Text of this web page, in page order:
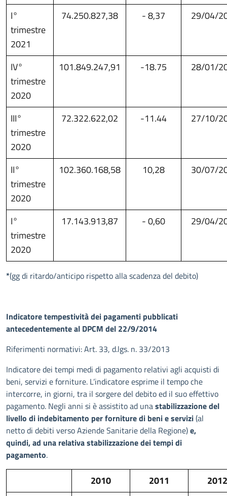
I°
trimestre
2021
74.250.827,38 - 8,37 29/04/
IV°
trimestre
2020
101.849.247,91 -18.75 28/01/
III°
trimestre
2020
72.322.622,02 -11.44 27/10/
II°
trimestre
2020
102.360.168,58 10,28 30/07/
I°
trimestre
2020
17.143.913,87 - 0,60 29/04/
*(gg di ritardo/anticipo rispetto alla scadenza del debito)
Indicatore tempestività dei pagamenti pubblicati
antecedentemente al DPCM del 22/9/2014
Riferimenti normativi: Art. 33, d.lgs. n. 33/2013
Indicatore dei tempi medi di pagamento relativi agli acquisti di
beni, servizi e forniture. L’indicatore esprime il tempo che
intercorre, in giorni, tra il sorgere del debito ed il suo effettivo
pagamento. Negli anni si è assistito ad unastabilizzazione del
livello di indebitamento per forniture di beni e servizi(al
netto di debiti verso Aziende Sanitarie della Regione)e,
quindi, ad una relativa stabilizzazione dei tempi di
pagamento.
2010 2011
2012